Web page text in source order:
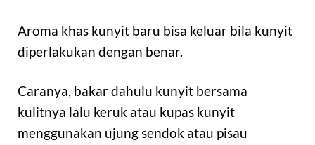
Aroma khas kunyit baru bisa keluar bila kunyit
diperlakukan dengan benar.
Caranya, bakar dahulu kunyit bersama
kulitnya lalu keruk atau kupas kunyit
menggunakan ujung sendok atau pisau